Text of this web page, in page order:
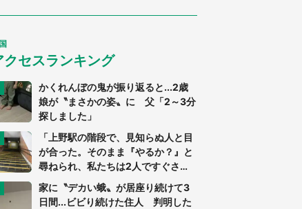
クセスランキング
かくれんぼの鬼が振り返ると...2歳
娘が〝まさかの姿〟に 父「2～3分
探しました」
「上野駅の階段で、見知らぬ人と目
が合った。そのまま『やるか？』と
尋ねられ、私たちは2人ですぐさ
ま...」（茨城県・70代男性）
家に〝デカい蛾〟が居座り続けて3
日間...ビビり続けた住人 判明した